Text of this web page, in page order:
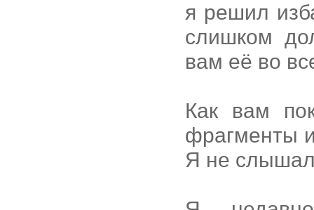
я решил
слишком
вам её во
Как вам
фрагменты
Я не